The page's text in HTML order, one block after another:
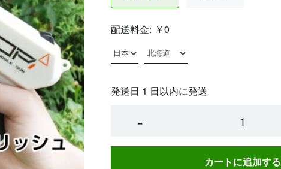
配送料金: ￥0
発送日 1 日以内に発送
−
カートに追加する